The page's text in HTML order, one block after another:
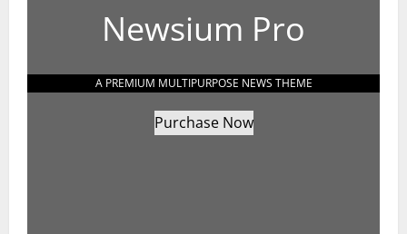
Newsium Pro
A PREMIUM MULTIPURPOSE NEWS THEME
Purchase Now